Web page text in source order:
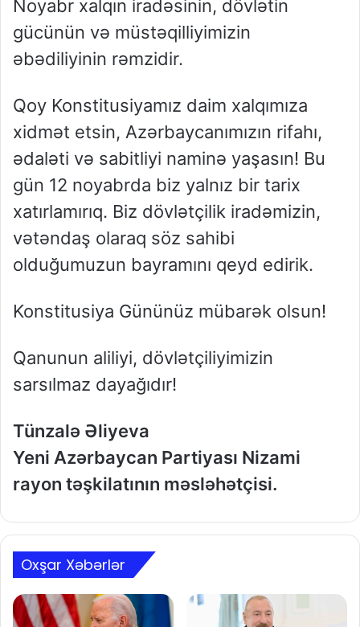
Noyabr xalqın iradəsinin, dövlətin
gücünün və müstəqilliyimizin
əbədiliyinin rəmzidir.
Qoy Konstitusiyamız daim xalqımıza
xidmət etsin, Azərbaycanımızın rifahı,
ədaləti və sabitliyi naminə yaşasın! Bu
gün 12 noyabrda biz yalnız bir tarix
xatırlamırıq. Biz dövlətçilik iradəmizin,
vətəndaş olaraq söz sahibi
olduğumuzun bayramını qeyd edirik.
Konstitusiya Gününüz mübarək olsun!
Qanunun aliliyi, dövlətçiliyimizin
sarsılmaz dayağıdır!
Tünzalə Əliyeva
Yeni Azərbaycan Partiyası Nizami
rayon təşkilatının məsləhətçisi.
Oxşar Xəbərlər